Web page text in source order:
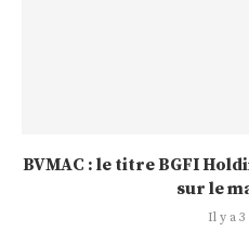
BVMAC : le titre BGFI
sur le
Il y a